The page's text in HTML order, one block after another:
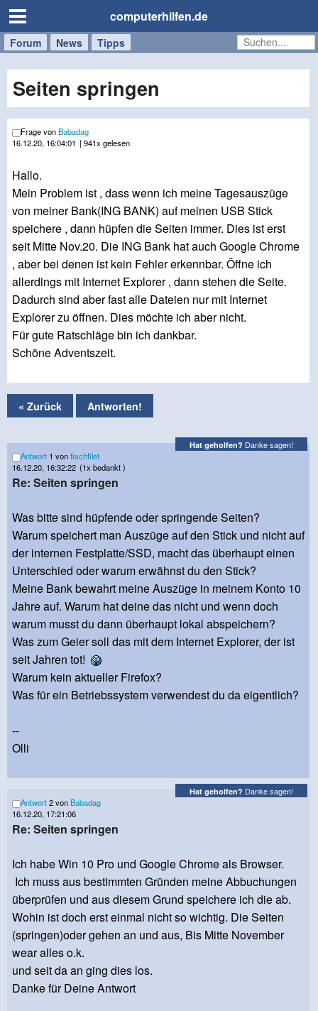
computerhilfen.de
Forum News Tipps
Handy
Tablet
Windows
Mac
Seiten springen
Frage vonBabadag
16.12.20, 16:04:01 | 941x gelesen
Hallo.
Mein Problem ist , dass wenn ich meine Tagesauszüge
von meiner Bank(ING BANK) auf meinen USB Stick
speichere , dann hüpfen die Seiten immer. Dies ist erst
seit Mitte Nov.20. Die ING Bank hat auch Google Chrome
, aber bei denen ist kein Fehler erkennbar. Öffne ich
allerdings mit Internet Explorer , dann stehen die Seite.
Dadurch sind aber fast alle Dateien nur mit Internet
Explorer zu öffnen. Dies möchte ich aber nicht.
Für gute Ratschläge bin ich dankbar.
Schöne Adventszeit.
« Zurück Antworten!
Hat geholfen? Danke sagen!
Antwort 1 vonfischfilet
16.12.20, 16:32:22 (1x bedankt )
Re: Seiten springen
Was bitte sind hüpfende oder springende Seiten?
Warum speichert man Auszüge auf den Stick und nicht auf
der internen Festplatte/SSD, macht das überhaupt einen
Unterschied oder warum erwähnst du den Stick?
Meine Bank bewahrt meine Auszüge in meinem Konto 10
Jahre auf. Warum hat deine das nicht und wenn doch
warum musst du dann überhaupt lokal abspeichern?
Was zum Geier soll das mit dem Internet Explorer, der ist
seit Jahren tot!
Warum kein aktueller Firefox?
Was für ein Betriebssystem verwendest du da eigentlich?
--
Olli
Hat geholfen? Danke sagen!
Antwort2 vonBabadag
16.12.20, 17:21:06
Re: Seiten springen
Ich habe Win 10 Pro und Google Chrome als Browser.
Ich muss aus bestimmten Gründen meine Abbuchungen
überprüfen und aus diesem Grund speichere ich die ab.
Wohin ist doch erst einmal nicht so wichtig. Die Seiten
(springen)oder gehen an und aus, Bis Mitte November
wear alles o.k.
und seit da an ging dies los.
Danke für Deine Antwort